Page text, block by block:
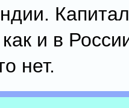
и в
нет.